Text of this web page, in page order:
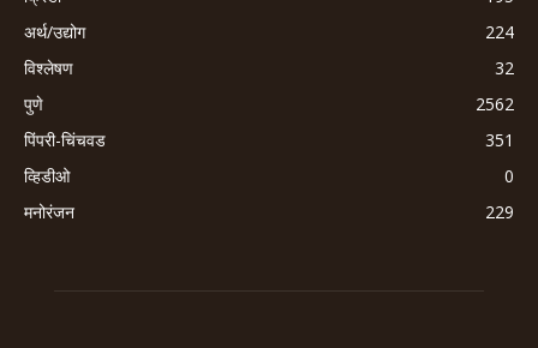
अर्थ/उद्योग
224
विश्लेषण
32
पुणे
2562
पिंपरी-चिंचवड
351
व्हिडीओ
0
मनोरंजन
229